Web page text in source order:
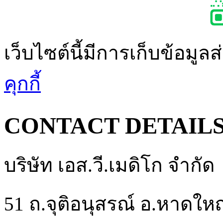
เว็บไซต์นี้มีการเก็บข้อมู
คุกกี้
CONTACT
บริษัท เอส.วี.เมดิโก จำกัด
51 ถ.จุติอนุสรณ์ อ.หาดให